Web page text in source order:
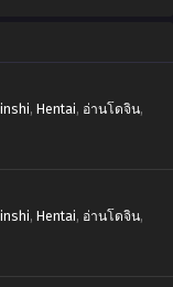
, Hentai, อ่านโดจิน,
, Hentai, อ่านโดจิน,